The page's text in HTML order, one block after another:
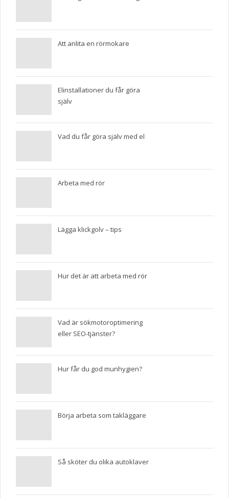
Att anlita en rörmokare
Elinstallationer du får göra
själv
Vad du får göra själv med el
Arbeta med rör
Lägga klickgolv – tips
Hur det är att arbeta med rör
Vad är sökmotoroptimering
eller SEO-tjänster?
Hur får du god munhygien?
Börja arbeta som takläggare
Så sköter du olika autoklaver